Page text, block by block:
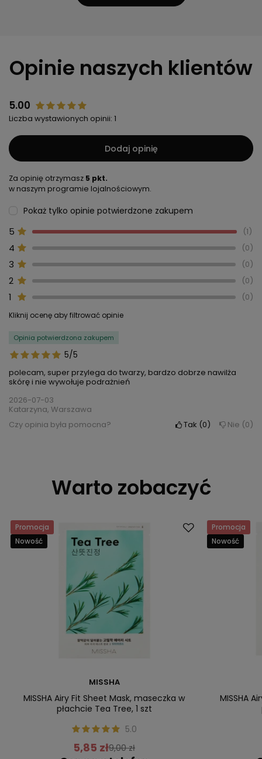
Opinie naszych klientów
5.00
Liczba wystawionych opinii: 1
Dodaj opinię
Za opinię otrzymasz 5 pkt.
w naszym programie lojalnościowym.
Pokaż tylko opinie potwierdzone zakupem
5 1
4 0
3 0
2 0
1 0
Kliknij ocenę aby filtrować opinie
5/5
Opinia potwierdzona zakupem
polecam, super przylega do twarzy, bardzo dobrze nawilża
skórę i nie wywołuje podrażnień
2026-07-03
Katarzyna, Warszawa
Czy opinia była pomocna?
Tak 0 Nie 0
Warto zobaczyć
Promocja
Nowość
MISSHA
MISSHA Airy Fit Sheet Mask, maseczka w
płachcie Tea Tree, 1 szt
5.0
5,85 zł9,00 zł
Promocja
Nowość
MISSHA